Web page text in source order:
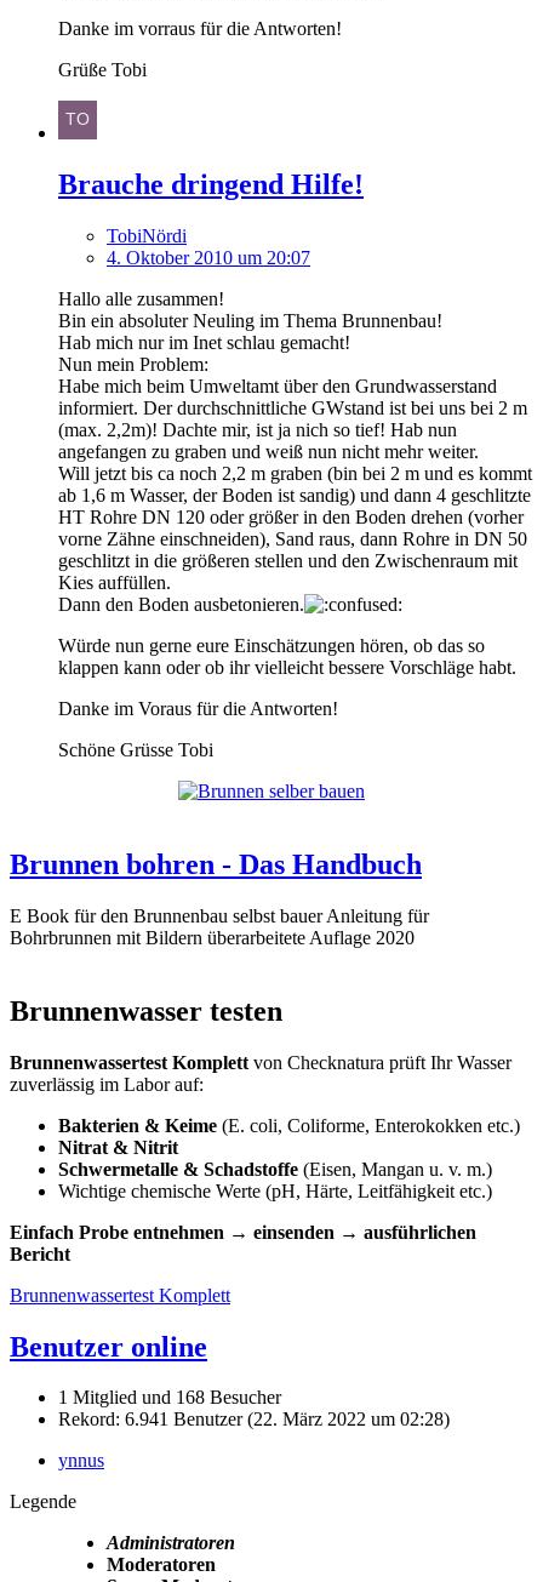
Danke im vorraus für die Antworten!
Grüße Tobi
Brauche dringend Hilfe!
TobiNördi
4. Oktober 2010 um 20:07
Hallo alle zusammen!
Bin ein absoluter Neuling im Thema Brunnenbau!
Hab mich nur im Inet schlau gemacht!
Nun mein Problem:
Habe mich beim Umweltamt über den Grundwasserstand
informiert. Der durchschnittliche GWstand ist bei uns bei 2 m
(max. 2,2m)! Dachte mir, ist ja nich so tief! Hab nun
angefangen zu graben und weiß nun nicht mehr weiter.
Will jetzt bis ca noch 2,2 m graben (bin bei 2 m und es kommt
ab 1,6 m Wasser, der Boden ist sandig) und dann 4 geschlitzte
HT Rohre DN 120 oder größer in den Boden drehen (vorher
vorne Zähne einschneiden), Sand raus, dann Rohre in DN 50
geschlitzt in die größeren stellen und den Zwischenraum mit
Kies auffüllen.
Dann den Boden ausbetonieren.
Würde nun gerne eure Einschätzungen hören, ob das so
klappen kann oder ob ihr vielleicht bessere Vorschläge habt.
Danke im Voraus für die Antworten!
Schöne Grüsse Tobi
Brunnen bohren - Das Handbuch
E Book für den Brunnenbau selbst bauer Anleitung für
Bohrbrunnen mit Bildern überarbeitete Auflage 2020
Brunnenwasser testen
Brunnenwassertest Komplett von Checknatura prüft Ihr Wasser
zuverlässig im Labor auf:
Bakterien & Keime (E. coli, Coliforme, Enterokokken etc.)
Nitrat & Nitrit
Schwermetalle & Schadstoffe (Eisen, Mangan u. v. m.)
Wichtige chemische Werte (pH, Härte, Leitfähigkeit etc.)
Einfach Probe entnehmen → einsenden → ausführlichen
Bericht
Brunnenwassertest Komplett
Benutzer online
1 Mitglied und 168 Besucher
Rekord: 6.941 Benutzer (22. März 2022 um 02:28)
ynnus
Legende
Administratoren
Moderatoren